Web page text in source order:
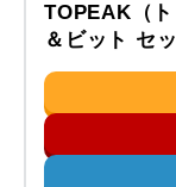
TOPEAK（
＆ビット セッ